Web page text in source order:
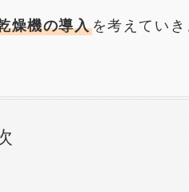
燥機の導入を考えていき